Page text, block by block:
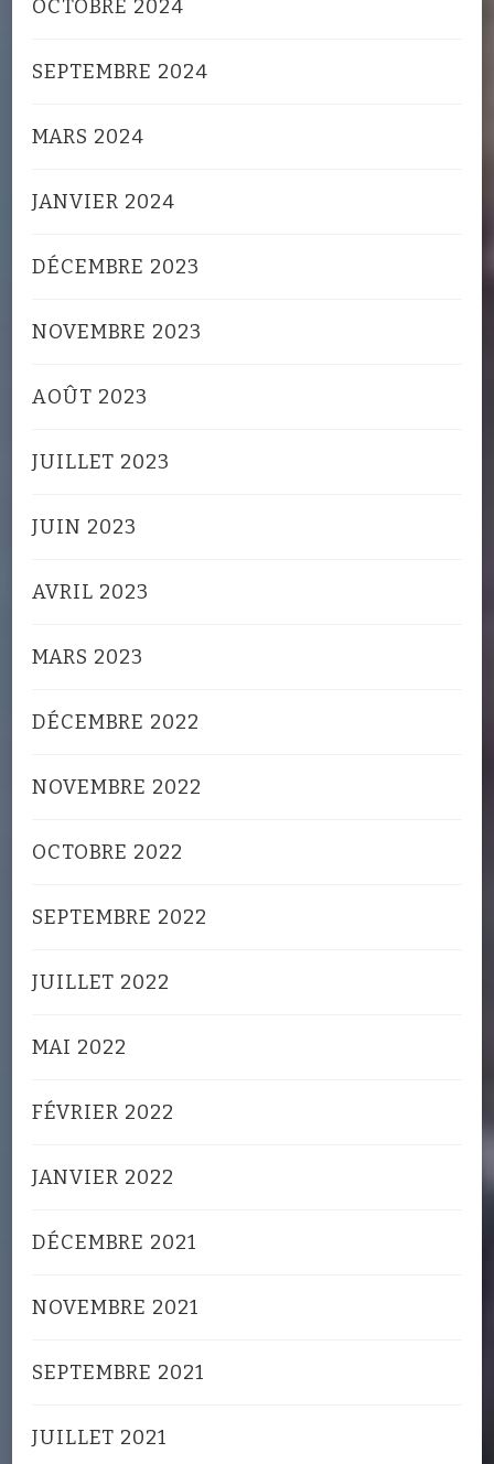
OCTOBRE 2024
SEPTEMBRE 2024
MARS 2024
JANVIER 2024
DÉCEMBRE 2023
NOVEMBRE 2023
AOÛT 2023
JUILLET 2023
JUIN 2023
AVRIL 2023
MARS 2023
DÉCEMBRE 2022
NOVEMBRE 2022
OCTOBRE 2022
SEPTEMBRE 2022
JUILLET 2022
MAI 2022
FÉVRIER 2022
JANVIER 2022
DÉCEMBRE 2021
NOVEMBRE 2021
SEPTEMBRE 2021
JUILLET 2021